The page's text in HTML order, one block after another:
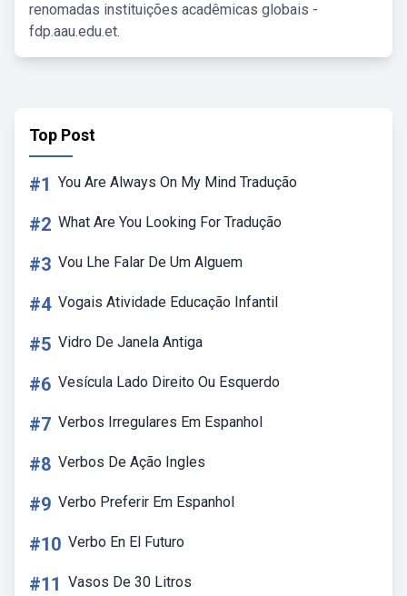
renomadas instituições acadêmicas globais -
fdp.aau.edu.et.
Top Post
#1 You Are Always On My Mind Tradução
#2 What Are You Looking For Tradução
#3 Vou Lhe Falar De Um Alguem
#4 Vogais Atividade Educação Infantil
#5 Vidro De Janela Antiga
#6 Vesícula Lado Direito Ou Esquerdo
#7 Verbos Irregulares Em Espanhol
#8 Verbos De Ação Ingles
#9 Verbo Preferir Em Espanhol
#10 Verbo En El Futuro
#11 Vasos De 30 Litros